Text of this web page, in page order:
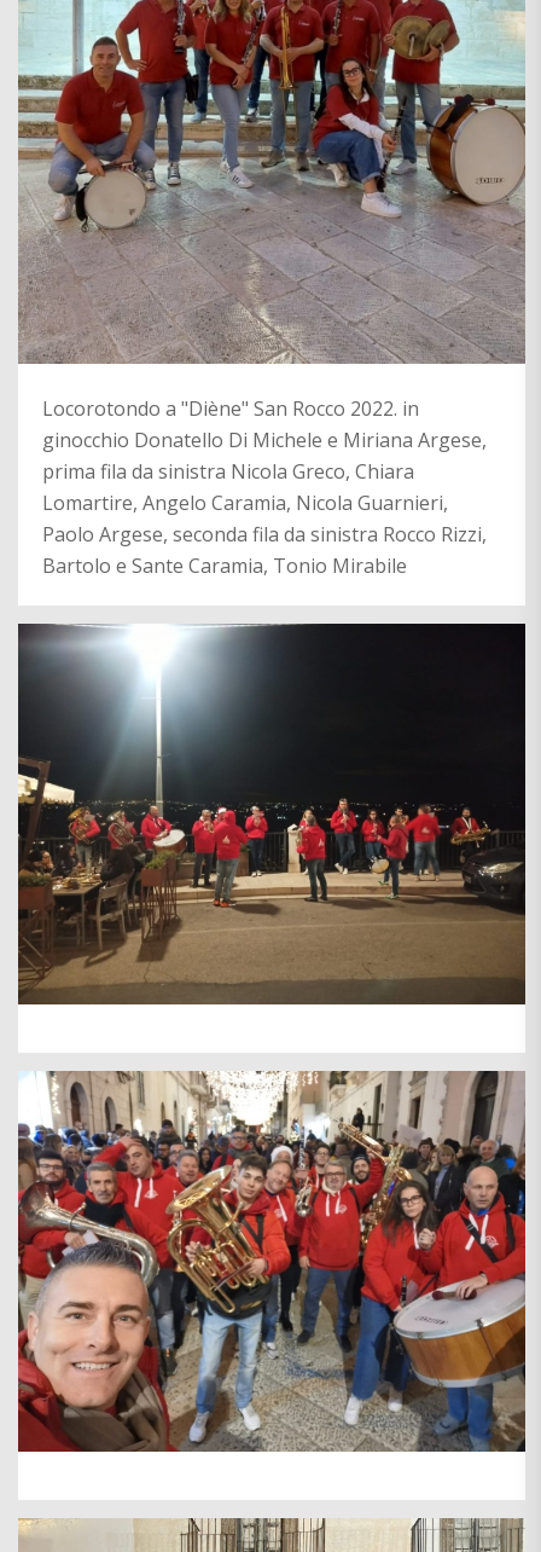
Locorotondo a "Diène" San Rocco 2022. in
ginocchio Donatello Di Michele e Miriana Argese,
prima fila da sinistra Nicola Greco, Chiara
Lomartire, Angelo Caramia, Nicola Guarnieri,
Paolo Argese, seconda fila da sinistra Rocco Rizzi,
Bartolo e Sante Caramia, Tonio Mirabile